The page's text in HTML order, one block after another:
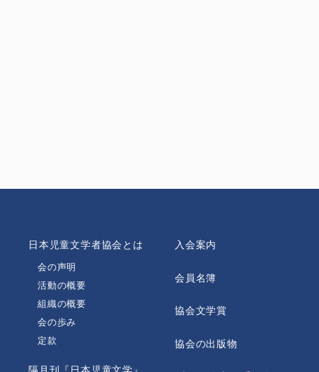
日本児童文学者協会とは
会の声明
活動の概要
組織の概要
会の歩み
定款
入会案内
会員名簿
協会文学賞
協会の出版物